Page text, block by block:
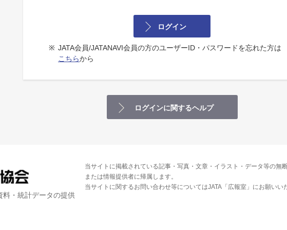
ログイン
※ JATA会員/JATANAVI会員の方のユーザーID・パスワードを忘れた方は
こちらから
ログインに関するヘルプ
料・統計データの提供
当サイトに掲載されている記事・写真・文章・イラスト・データ等の無
または情報提供者に帰属します。
当サイトに関するお問い合わせ等についてはJATA「広報室」にお願いい